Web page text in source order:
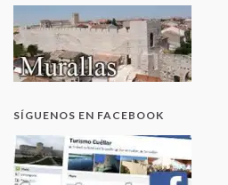
SÍGUENOS EN FACEBOOK